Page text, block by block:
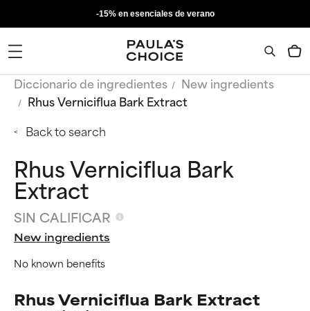
-15% en esenciales de verano
Diccionario de ingredientes
New ingredients
Rhus Verniciflua Bark Extract
Back to search
Rhus Verniciflua Bark
Extract
SIN CALIFICAR
New ingredients
No known benefits
Rhus Verniciflua Bark Extract